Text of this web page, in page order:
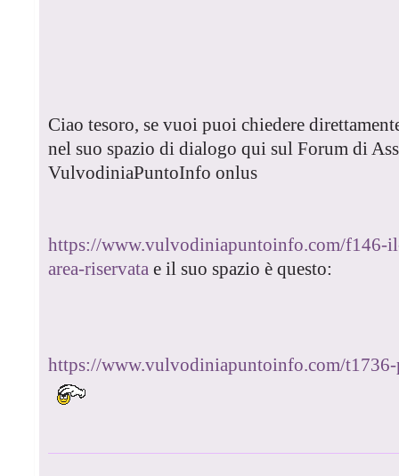
Ciao tesoro, se vuoi puoi chiedere
nel suo spazio di dialogo qui sul Forum di
VulvodiniaPuntoInfo onlus
https://www.vulvodiniapuntoinfo.com/f146-
area-riservata e il suo spazio è questo:
https://www.vulvodiniapuntoinfo.com/t1736-